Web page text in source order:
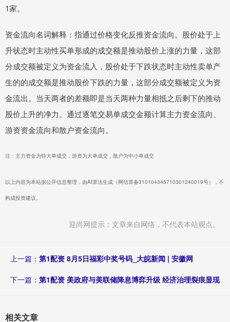
1家。
资金流向名词解释：指通过价格变化反推资金流向。股价处于上
升状态时主动性买单形成的成交额是推动股价上涨的力量，这部
分成交额被定义为资金流入，股价处于下跌状态时主动性卖单产
生的的成交额是推动股价下跌的力量，这部分成交额被定义为资
金流出。当天两者的差额即是当天两种力量相抵之后剩下的推动
股价上升的净力。通过逐笔交易单成交金额计算主力资金流向、
游资资金流向和散户资金流向。
注：主力资金为特大单成交，游资为大单成交，散户为中小单成交
以上内容为本站据公开信息整理，由AI算法生成（网信算备310104345710301240019号），不
构成投资建议。
迎尚网提示：文章来自网络，不代表本站观点。
上一篇： 第1配资 8月5日福彩中奖号码_大皖新闻 | 安徽网
下一篇： 第1配资 美政府与美联储降息博弈升级 经济治理裂痕显现
相关文章